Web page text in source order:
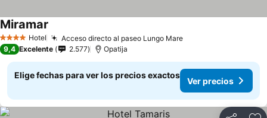
4 EstrellasHotel Acceso directo al paseo Lungo Mare
Miramar
9,4 Excelente 2.577 Opatija
Elige fechas para ver los precios exactos
Ver precios